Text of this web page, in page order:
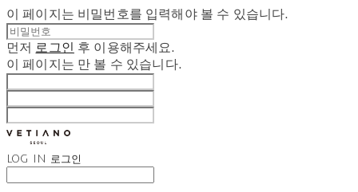
이 페이지는 비밀번호를 입력해야 볼 수 있습니다.
먼저 로그인 후 이용해주세요.
이 페이지는 만 볼 수 있습니다.
LOG IN 로그인